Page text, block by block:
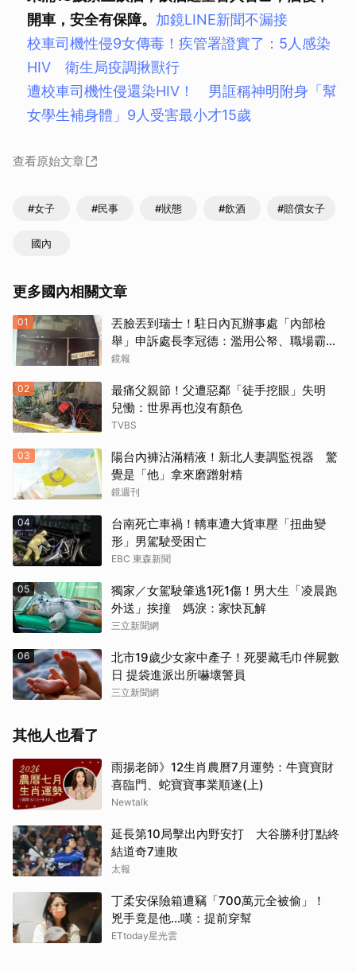
開車，安全有保障。 加鏡LINE新聞不漏接
校車司機性侵9女傳毒！疾管署證實了：5人感染
HIV 衛生局疫調揪獸行
遭校車司機性侵還染HIV！ 男誆稱神明附身「幫
女學生補身體」9人受害最小才15歲
查看原始文章
#女子 #民事 #狀態 #飲酒 #賠償女子
國內
更多國內相關文章
01
丟臉丟到瑞士！駐日內瓦辦事處「內部檢
舉」申訴處長李冠德：濫用公帑、職場霸
凌、超速仔拒繳罰單 外交部要查了
鏡報
02
最痛父親節！父遭惡鄰「徒手挖眼」失明
兒慟：世界再也沒有顏色
TVBS
03
陽台內褲沾滿精液！新北人妻調監視器 驚
覺是「他」拿來磨蹭射精
鏡週刊
04
台南死亡車禍！轎車遭大貨車壓「扭曲變
形」男駕駛受困亡
EBC 東森新聞
05
獨家／女駕駛肇逃1死1傷！男大生「凌晨跑
外送」挨撞 媽淚：家快瓦解
三立新聞網
06
北市19歲少女家中產子！死嬰藏毛巾伴屍數
日 提袋進派出所嚇壞警員
三立新聞網
其他人也看了
雨揚老師》12生肖農曆7月運勢：牛寶寶財
喜臨門、蛇寶寶事業順遂(上)
Newtalk
延長第10局擊出內野安打 大谷勝利打點終
結道奇7連敗
太報
丁柔安保險箱遭竊「700萬元全被偷」！
兇手竟是他...嘆：提前穿幫
ETtoday星光雲